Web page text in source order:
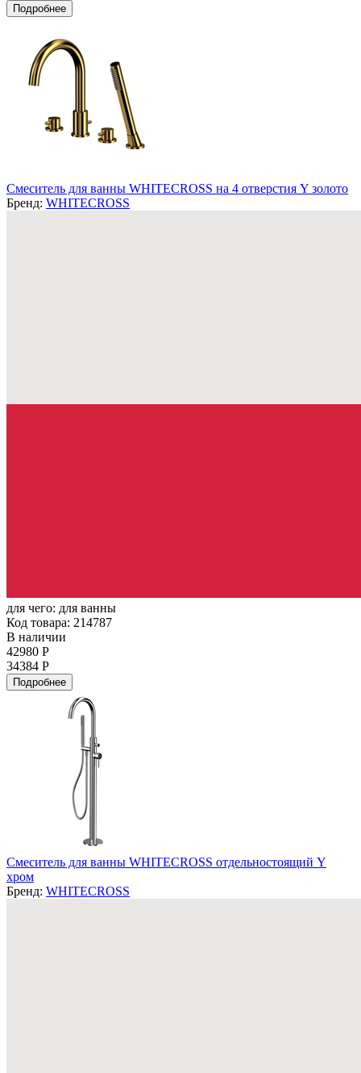
Подробнее
Смеситель для ванны WHITECROSS на 4 отверстия Y золото
Бренд: WHITECROSS
для чего: для ванны
Код товара: 214787
В наличии
42980 Р
34384 Р
Подробнее
Смеситель для ванны WHITECROSS отдельностоящий Y
хром
Бренд: WHITECROSS